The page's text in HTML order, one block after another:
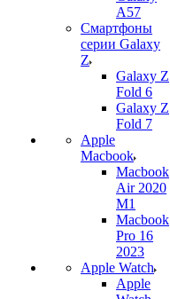
A57
Смартфоны
серии Galaxy
Z
Galaxy Z
Fold 6
Galaxy Z
Fold 7
Apple
Macbook
Macbook
Air 2020
M1
Macbook
Pro 16
2023
Apple Watch
Apple